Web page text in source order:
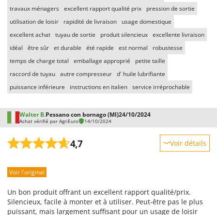
travaux ménagers excellent rapport qualité prix
pression de sortie
utilisation de loisir
rapidité de livraison
usage domestique
excellent achat tuyau de sortie produit silencieux excellente livraison
idéal
être sûr et durable été rapide est normal
robustesse
temps de charge total
emballage approprié
petite taille
raccord de tuyau autre compresseur d' huile lubrifiante
puissance inférieure
instructions en italien service irréprochable
Walter B.Pessano con bornago (MI)24/10/2024
Achat vérifié par AgriEuro 14/10/2024
4,7 Voir détails
Prestations
Qualité / Prix
Voir l'original
Un bon produit offrant un excellent rapport qualité/prix.
Silencieux, facile à monter et à utiliser. Peut-être pas le plus
puissant, mais largement suffisant pour un usage de loisir